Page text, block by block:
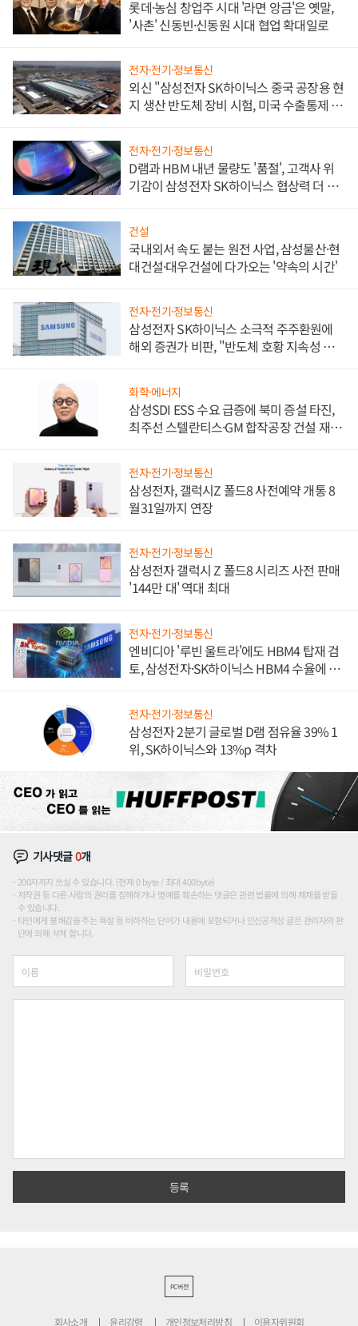
롯데·농심 창업주 시대 '라면 앙금'은 옛말,
'사촌' 신동빈·신동원 시대 협업 확대일로
전자·전기·정보통신
외신 "삼성전자 SK하이닉스 중국 공장용 현
지 생산 반도체 장비 시험, 미국 수출통제 대
전자·전기·정보통신
D램과 HBM 내년 물량도 '품절', 고객사 위
기감이 삼성전자 SK하이닉스 협상력 더 키
건설
국내외서 속도 붙는 원전 사업, 삼성물산·현
대건설·대우건설에 다가오는 '약속의 시간'
전자·전기·정보통신
삼성전자 SK하이닉스 소극적 주주환원에
해외 증권가 비판, "반도체 호황 지속성 의
화학·에너지
삼성SDI ESS 수요 급증에 북미 증설 타진,
최주선 스텔란티스·GM 합작공장 건설 재추
전자·전기·정보통신
삼성전자, 갤럭시Z 폴드8 사전예약 개통 8
월31일까지 연장
전자·전기·정보통신
삼성전자 갤럭시 Z 폴드8 시리즈 사전 판매
'144만 대' 역대 최대
전자·전기·정보통신
엔비디아 '루빈 울트라'에도 HBM4 탑재 검
토, 삼성전자·SK하이닉스 HBM4 수율에 주
전자·전기·정보통신
삼성전자 2분기 글로벌 D램 점유율 39% 1
위, SK하이닉스와 13%p 격차
기사댓글0개
200자까지 쓰실 수 있습니다. (현재 0 byte / 최대 400byte)
저작권 등 다른 사람의 권리를 침해하거나 명예를 훼손하는 댓글은 관련 법률에 의해 제재를 받을
수 있습니다.
타인에게 불쾌감을 주는 욕설 등 비하하는 단어가 내용에 포함되거나 인신공격성 글은 관리자의 판
단에 의해 삭제 합니다.
PC버전
회사소개 윤리강령 개인정보처리방침 이용자위원회